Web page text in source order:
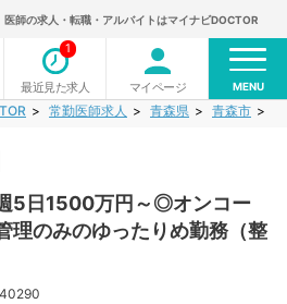
医師の求人・転職・アルバイトはマイナビDOCTOR
最近見た求人
1
マイページ MENU
常勤医師求人 青森県 青森市
5日1500万円～◎オンコー
理のみのゆったりめ勤務（整